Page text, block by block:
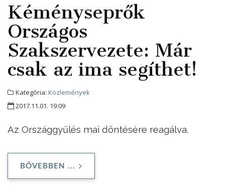
Kéményseprők
Országos
Szakszervezete: Már
csak az ima segíthet!
Kategória: Közlemények
2017.11.01. 19:09
Az Országgyűlés mai döntésére reagálva.
BŐVEBBEN ...